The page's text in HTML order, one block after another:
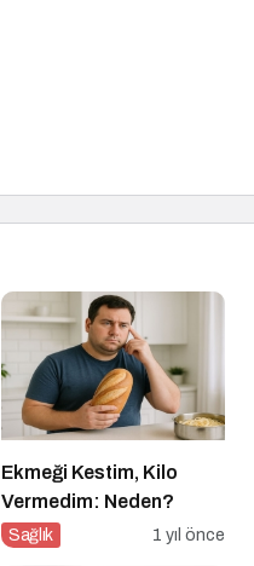
Ekmeği Kestim, Kilo
Vermedim: Neden?
Sağlık 1 yıl önce